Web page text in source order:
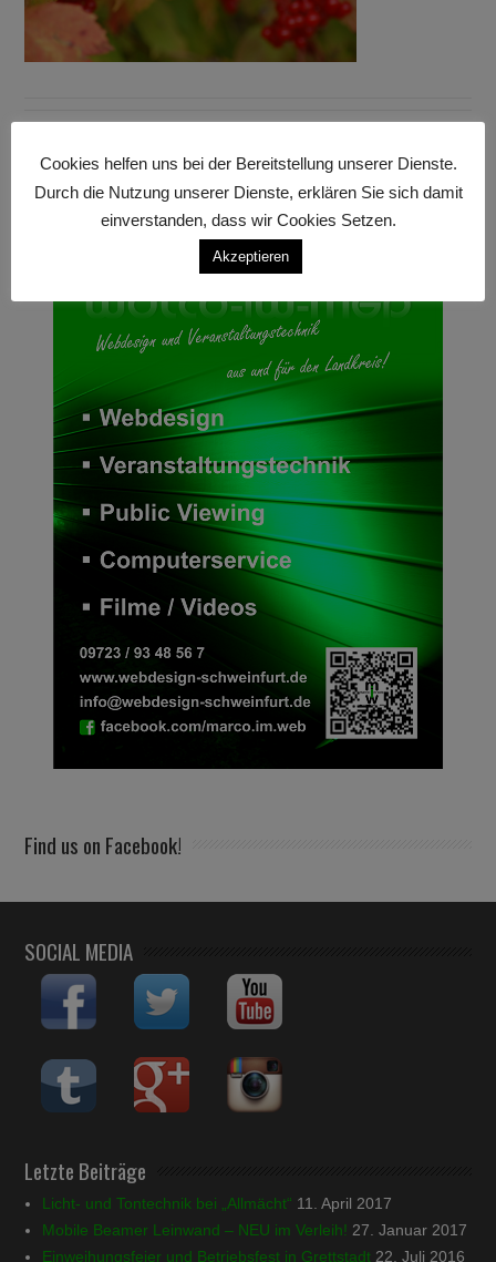
Anzeige
Find us on Facebook!
SOCIAL MEDIA
Letzte Beiträge
Licht- und Tontechnik bei „Allmächt“ 11. April 2017
Mobile Beamer Leinwand – NEU im Verleih! 27. Januar 2017
Einweihungsfeier und Betriebsfest in Grettstadt 22. Juli 2016
Cookies helfen uns bei der Bereitstellung unserer Dienste.
Durch die Nutzung unserer Dienste, erklären Sie sich damit
einverstanden, dass wir Cookies Setzen.
Akzeptieren